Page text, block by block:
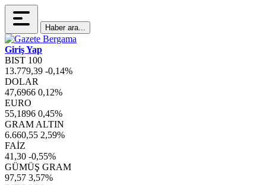
Haber ara...
Giriş Yap
BIST 100
13.779,39 -0,14%
DOLAR
47,6966 0,12%
EURO
55,1896 0,45%
GRAM ALTIN
6.660,55 2,59%
FAİZ
41,30 -0,55%
GÜMÜŞ GRAM
97,57 3,57%